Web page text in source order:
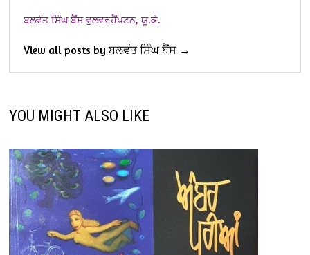
ਬਲਵੰਤ ਸਿੰਘ ਬੈਂਸ ਵੁਲਵਰਹੈਂਪਟਨ, ਯੂ.ਕੇ.
View all posts by ਬਲਵੰਤ ਸਿੰਘ ਬੈਂਸ →
YOU MIGHT ALSO LIKE